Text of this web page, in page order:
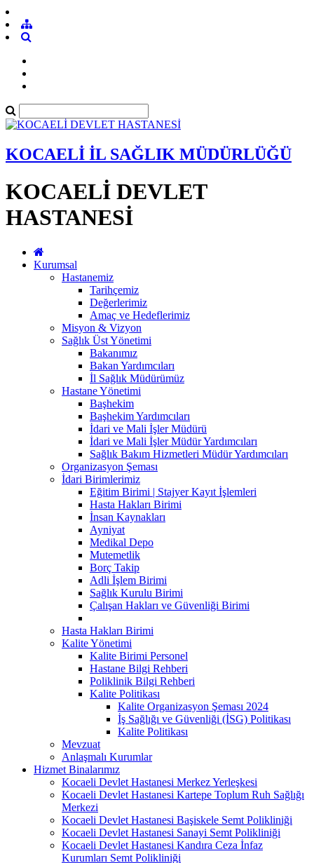
KOCAELİ İL SAĞLIK MÜDÜRLÜĞÜ
KOCAELİ DEVLET
HASTANESİ
Kurumsal
Hastanemiz
Tarihçemiz
Değerlerimiz
Amaç ve Hedeflerimiz
Misyon & Vizyon
Sağlık Üst Yönetimi
Bakanımız
Bakan Yardımcıları
İl Sağlık Müdürümüz
Hastane Yönetimi
Başhekim
Başhekim Yardımcıları
İdari ve Mali İşler Müdürü
İdari ve Mali İşler Müdür Yardımcıları
Sağlık Bakım Hizmetleri Müdür Yardımcıları
Organizasyon Şeması
İdari Birimlerimiz
Eğitim Birimi | Stajyer Kayıt İşlemleri
Hasta Hakları Birimi
İnsan Kaynakları
Ayniyat
Medikal Depo
Mutemetlik
Borç Takip
Adli İşlem Birimi
Sağlık Kurulu Birimi
Çalışan Hakları ve Güvenliği Birimi
Hasta Hakları Birimi
Kalite Yönetimi
Kalite Birimi Personel
Hastane Bilgi Rehberi
Poliklinik Bilgi Rehberi
Kalite Politikası
Kalite Organizasyon Şeması 2024
İş Sağlığı ve Güvenliği (İSG) Politikası
Kalite Politikası
Mevzuat
Anlaşmalı Kurumlar
Hizmet Binalarımız
Kocaeli Devlet Hastanesi Merkez Yerleşkesi
Kocaeli Devlet Hastanesi Kartepe Toplum Ruh Sağlığı
Merkezi
Kocaeli Devlet Hastanesi Başiskele Semt Polikliniği
Kocaeli Devlet Hastanesi Sanayi Semt Polikliniği
Kocaeli Devlet Hastanesi Kandıra Ceza İnfaz
Kurumları Semt Polikliniği